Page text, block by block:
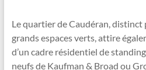
Le quartier de Caudéran, distinct
grands espaces verts, attire
d’un cadre résidentiel de
neufs de Kaufman & Broad ou